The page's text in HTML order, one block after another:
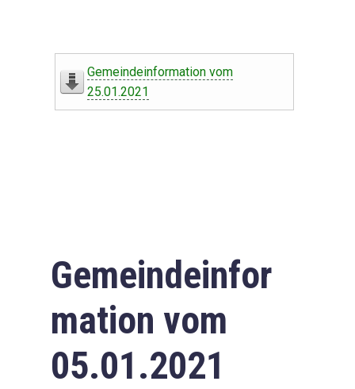
Gemeindeinformation vom
25.01.2021
Gemeindeinfor
mation vom
05.01.2021